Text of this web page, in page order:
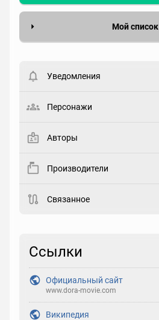
Мой список
Статус
Рейтинг
Реакция
Уведомления
Персонажи
Авторы
Производители
Связанное
Ссылки
Официальный сайт
www.dora-movie.com
Википедия